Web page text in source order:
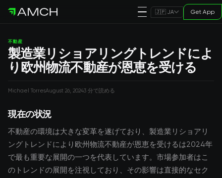
🇯🇵 JA Get App
不動産
製造業リショアリングトレンドによ
り欧州物流不動産が恩恵を受ける
Michael TorresAugust 26, 20243 分で読める
現在の状況
不動産の環境は大きな変革を遂げており、製造業リショアリ
ングトレンドにより欧州物流不動産が恩恵を受けるは2024年
で最も重要な展開の一つを代表しています。市場参加者はこ
のトレンドの展開を注視しており、その影響は直接的なセク